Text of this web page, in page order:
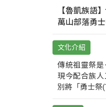
【魯凱族語
萬山部落勇
文化介紹
傳統祖靈祭是
現今配合族
別將「勇士祭